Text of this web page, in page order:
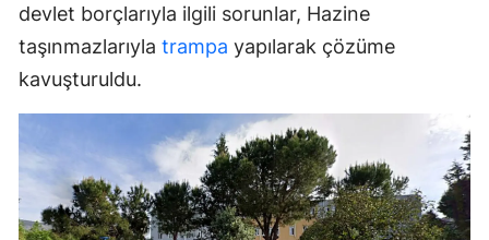
devlet borçlarıyla ilgili sorunlar, Hazine
taşınmazlarıyla trampa yapılarak çözüme
kavuşturuldu.